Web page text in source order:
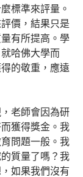
標準來評量。
價，結果只是
有所提高。學
哈佛大學而
的敬重，應遠
老師會因為研
獲得獎金。我
問題一般。我
質量了嗎？我
如果我們沒有